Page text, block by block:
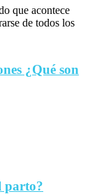
que acontece
de todos los
¿Qué son
parto?